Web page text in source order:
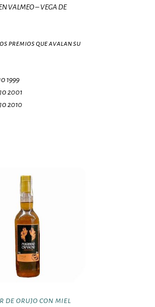
VALMEO – VEGA DE
premios que avalan su
1999
2001
2010
de orujo con miel